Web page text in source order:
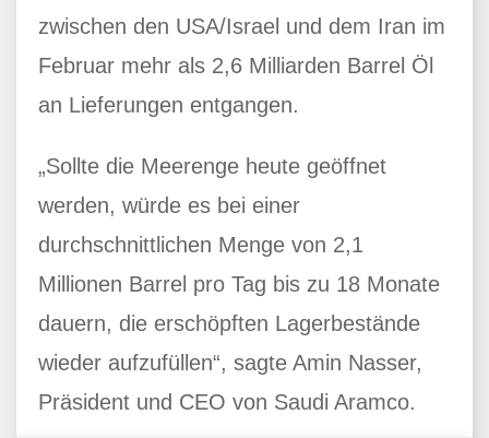
zwischen den USA/Israel und dem Iran im
Februar mehr als 2,6 Milliarden Barrel Öl
an Lieferungen entgangen.
„Sollte die Meerenge heute geöffnet
werden, würde es bei einer
durchschnittlichen Menge von 2,1
Millionen Barrel pro Tag bis zu 18 Monate
dauern, die erschöpften Lagerbestände
wieder aufzufüllen“, sagte Amin Nasser,
Präsident und CEO von Saudi Aramco.